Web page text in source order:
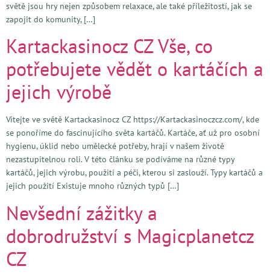
světě jsou hry nejen způsobem relaxace, ale také příležitostí, jak se
zapojit do komunity, […]
Kartackasinocz CZ Vše, co
potřebujete vědět o kartáčích a
jejich výrobě
Vítejte ve světě Kartackasinocz CZ https://Kartackasinoczcz.com/, kde
se ponoříme do fascinujícího světa kartáčů. Kartáče, ať už pro osobní
hygienu, úklid nebo umělecké potřeby, hrají v našem životě
nezastupitelnou roli. V této článku se podíváme na různé typy
kartáčů, jejich výrobu, použití a péči, kterou si zaslouží. Typy kartáčů a
jejich použití Existuje mnoho různých typů […]
Nevšední zážitky a
dobrodružství s Magicplanetcz
CZ